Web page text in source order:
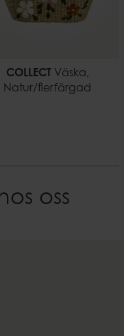
COLLECT Väska,
Natur/flerfärgad
oss